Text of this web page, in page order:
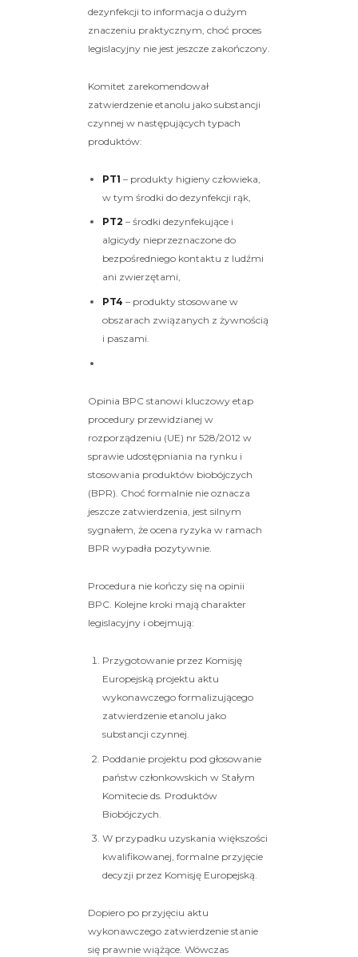
dezynfekcji to informacja o dużym
znaczeniu praktycznym, choć proces
legislacyjny nie jest jeszcze zakończony.
Komitet zarekomendował
zatwierdzenie etanolu jako substancji
czynnej w następujących typach
produktów:
PT1 – produkty higieny człowieka,
w tym środki do dezynfekcji rąk,
PT2 – środki dezynfekujące i
algicydy nieprzeznaczone do
bezpośredniego kontaktu z ludźmi
ani zwierzętami,
PT4 – produkty stosowane w
obszarach związanych z żywnością
i paszami.
Opinia BPC stanowi kluczowy etap
procedury przewidzianej w
rozporządzeniu (UE) nr 528/2012 w
sprawie udostępniania na rynku i
stosowania produktów biobójczych
(BPR). Choć formalnie nie oznacza
jeszcze zatwierdzenia, jest silnym
sygnałem, że ocena ryzyka w ramach
BPR wypadła pozytywnie.
Procedura nie kończy się na opinii
BPC. Kolejne kroki mają charakter
legislacyjny i obejmują:
Przygotowanie przez Komisję
Europejską projektu aktu
wykonawczego formalizującego
zatwierdzenie etanolu jako
substancji czynnej.
Poddanie projektu pod głosowanie
państw członkowskich w Stałym
Komitecie ds. Produktów
Biobójczych.
W przypadku uzyskania większości
kwalifikowanej, formalne przyjęcie
decyzji przez Komisję Europejską.
Dopiero po przyjęciu aktu
wykonawczego zatwierdzenie stanie
się prawnie wiążące. Wówczas